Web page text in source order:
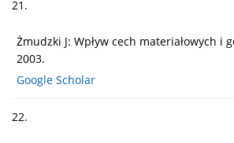
21.
Żmudzki J: Wpływ cech materiałowych
2003.
Google Scholar
22.